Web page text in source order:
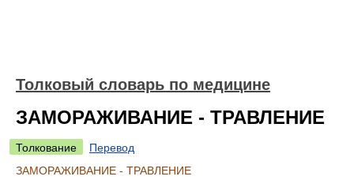
Толковый словарь по медицине
ЗАМОРАЖИВАНИЕ - ТРАВЛЕНИЕ
Толкование
Перевод
ЗАМОРАЖИВАНИЕ - ТРАВЛЕНИЕ